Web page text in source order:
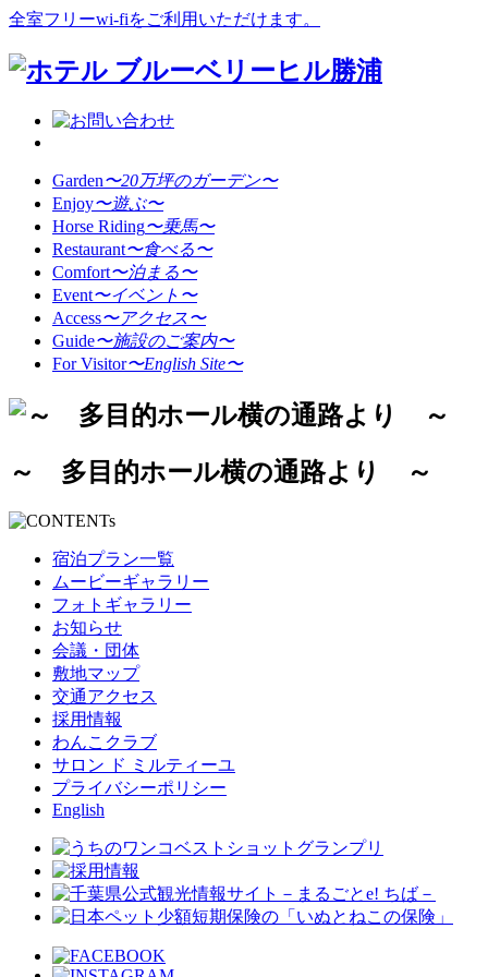
全室フリーwi-fiをご利用いただけます。
Garden〜20万坪のガーデン〜
Enjoy〜遊ぶ〜
Horse Riding〜乗馬〜
Restaurant〜食べる〜
Comfort〜泊まる〜
Event〜イベント〜
Access〜アクセス〜
Guide〜施設のご案内〜
For Visitor〜English Site〜
～ 多目的ホール横の通路より ～
宿泊プラン一覧
ムービーギャラリー
フォトギャラリー
お知らせ
会議・団体
敷地マップ
交通アクセス
採用情報
わんこクラブ
サロン ド ミルティーユ
プライバシーポリシー
English